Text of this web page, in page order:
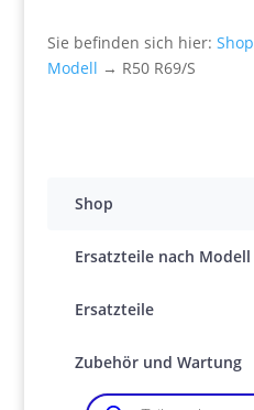
Sie befinden sich hier: Shop
Modell → R50 R69/S
Shop
Ersatzteile nach Modell
Ersatzteile
Zubehör und Wartung
Products